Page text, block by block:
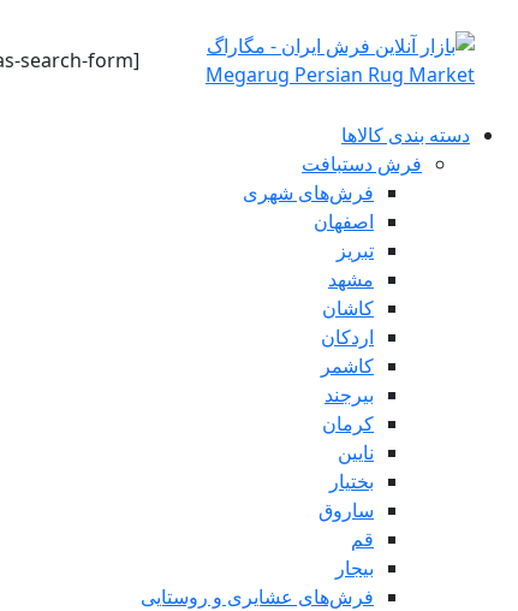
[wcas-search-form]
دسته بندی کالاها
فرش دستبافت
فرش‌های شهری
اصفهان
تبریز
مشهد
کاشان
اردکان
کاشمر
بیرجند
کرمان
نایین
بختیار
ساروق
قم
بیجار
فرش‌های عشایری و روستایی